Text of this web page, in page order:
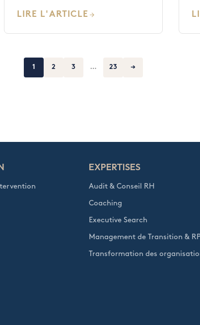
LIRE L'ARTICLE
1 2 3 … 23 →
EXPERTISES
Audit & Conseil RH
Coaching
Executive Search
Management de Transition &
Transformation des